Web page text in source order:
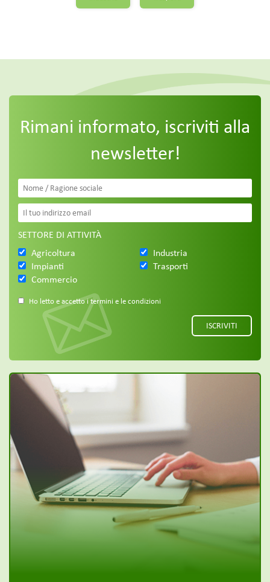
Rimani informato, iscriviti alla
newsletter!
SETTORE DI ATTIVITÀ
Agricoltura
Impianti
Commercio
Industria
Trasporti
Ho letto e accetto i termini e le condizioni